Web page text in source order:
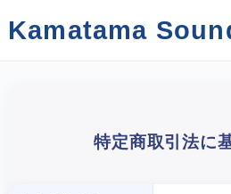
Kamatama
特定商取引法に